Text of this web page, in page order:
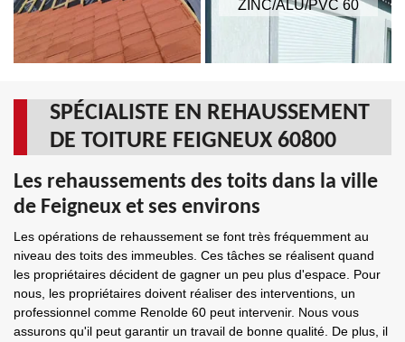
ZINC/ALU/PVC 60
SPÉCIALISTE EN REHAUSSEMENT
DE TOITURE FEIGNEUX 60800
Les rehaussements des toits dans la ville
de Feigneux et ses environs
Les opérations de rehaussement se font très fréquemment au
niveau des toits des immeubles. Ces tâches se réalisent quand
les propriétaires décident de gagner un peu plus d'espace. Pour
nous, les propriétaires doivent réaliser des interventions, un
professionnel comme Renolde 60 peut intervenir. Nous vous
assurons qu'il peut garantir un travail de bonne qualité. De plus, il